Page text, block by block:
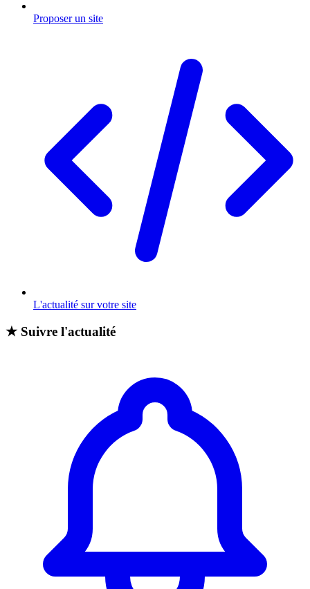
Proposer un site
L'actualité sur votre site
★ Suivre l'actualité